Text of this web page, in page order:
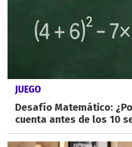
JUEGO
Desafío Matemático:
cuenta antes de los 10